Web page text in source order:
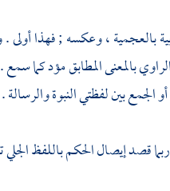
، وعكسه ; فهذا أولى .
بالمعنى المطابق مؤد كما
الجمع بين لفظتي النبوة والرسالة .
قصد إيصال الحكم باللفظ